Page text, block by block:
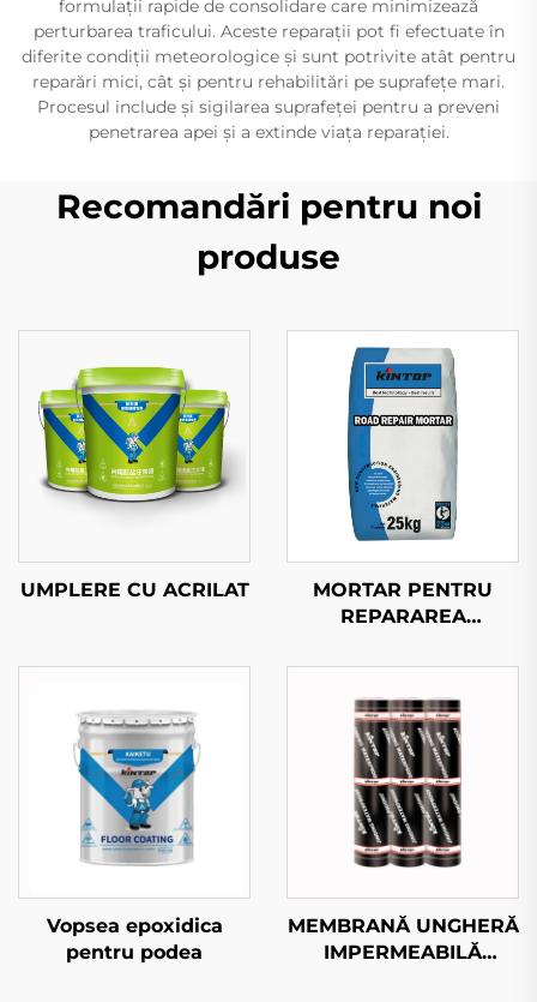
formulații rapide de consolidare care minimizează
perturbarea traficului. Aceste reparații pot fi efectuate în
diferite condiții meteorologice și sunt potrivite atât pentru
reparări mici, cât și pentru rehabilitări pe suprafețe mari.
Procesul include și sigilarea suprafeței pentru a preveni
penetrarea apei și a extinde viața reparației.
Recomandări pentru noi
produse
UMPLERE CU ACRILAT
MORTAR PENTRU
REPARAREA
Vopsea epoxidica
pentru podea
MEMBRANĂ UNGHERĂ
IMPERMEABILĂ